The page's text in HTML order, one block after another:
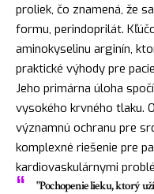
proliek, čo znamená, že
formu, perindoprilát.
aminokyselinu arginín,
praktické výhody pre
Jeho primárna úloha
vysokého krvného tlaku.
významnú ochranu pre
komplexné riešenie pre
kardiovaskulárnymi
"Pochopenie lieku, ktorý